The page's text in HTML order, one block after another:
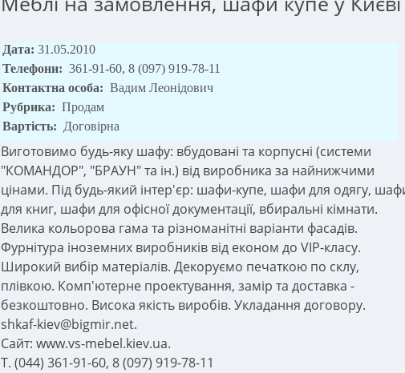
Дата: 31.05.2010
Телефони: 361-91-60, 8 (097) 919-78-11
Контактна особа: Вадим Леонідович
Рубрика: Продам
Вартість: Договірна
Виготовимо будь-яку шафу: вбудовані та корпусні (системи
"КОМАНДОР", "БРАУН" та ін.) від виробника за найнижчими
цінами. Під будь-який інтер'єр: шафи-купе, шафи для одягу,
для книг, шафи для офісної документації, вбиральні кімнати.
Велика кольорова гама та різноманітні варіанти фасадів.
Фурнітура іноземних виробників від економ до VIP-класу.
Широкий вибір матеріалів. Декоруємо печаткою по склу,
плівкою. Комп'ютерне проектування, замір та доставка -
безкоштовно. Висока якість виробів. Укладання договору.
shkaf-kiev@bigmir.net.
Сайт: www.vs-mebel.kiev.ua.
Т. (044) 361-91-60, 8 (097) 919-78-11